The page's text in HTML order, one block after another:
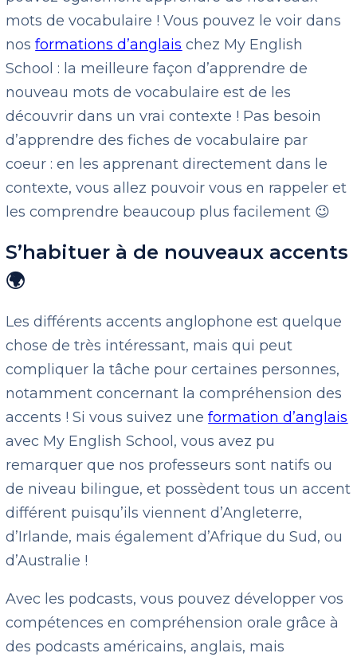
mots de vocabulaire ! Vous pouvez le voir dans
nosformations d’anglais chez My English
School : la meilleure façon d’apprendre de
nouveau mots de vocabulaire est de les
découvrir dans un vrai contexte ! Pas besoin
d’apprendre des fiches de vocabulaire par
coeur : en les apprenant directement dans le
contexte, vous allez pouvoir vous en rappeler et
les comprendre beaucoup plus facilement 😉
S’habituer à de nouveaux accents
🌍
Les différents accents anglophone est quelque
chose de très intéressant, mais qui peut
compliquer la tâche pour certaines personnes,
notamment concernant la compréhension des
accents ! Si vous suivez uneformation d’anglais
avec My English School, vous avez pu
remarquer que nos professeurs sont natifs ou
de niveau bilingue, et possèdent tous un accent
différent puisqu’ils viennent d’Angleterre,
d’Irlande, mais également d’Afrique du Sud, ou
d’Australie !
Avec les podcasts, vous pouvez développer vos
compétences en compréhension orale grâce à
des podcasts américains, anglais, mais